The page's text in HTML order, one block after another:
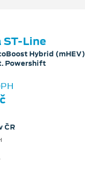
ST-Line
Hybrid (mHEV)
Powershift
ČR